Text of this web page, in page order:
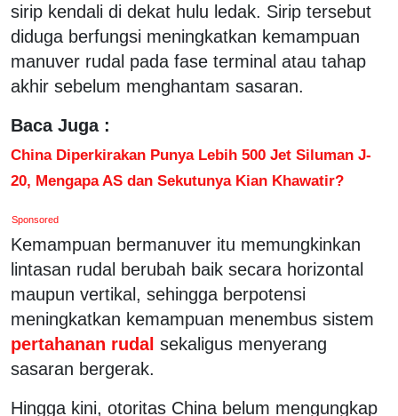
sirip kendali di dekat hulu ledak. Sirip tersebut
diduga berfungsi meningkatkan kemampuan
manuver rudal pada fase terminal atau tahap
akhir sebelum menghantam sasaran.
Baca Juga :
China Diperkirakan Punya Lebih 500 Jet Siluman J-
20, Mengapa AS dan Sekutunya Kian Khawatir?
Sponsored
Kemampuan bermanuver itu memungkinkan
lintasan rudal berubah baik secara horizontal
maupun vertikal, sehingga berpotensi
meningkatkan kemampuan menembus sistem
pertahanan rudal sekaligus menyerang
sasaran bergerak.
Hingga kini, otoritas China belum mengungkap